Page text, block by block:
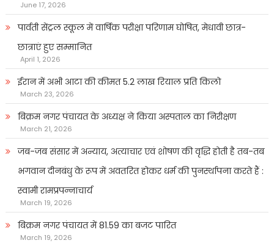
June 17, 2026
पार्वती सेंट्रल स्कूल में वार्षिक परीक्षा परिणाम घोषित, मेधावी छात्र-
छात्राएं हुए सम्मानित
April 1, 2026
ईरान में अभी आटा की कीमत 5.2 लाख रियाल प्रति किलो
March 23, 2026
बिक्रम नगर पंचायत के अध्यक्ष ने किया अस्पताल का निरीक्षण
March 21, 2026
जब-जब संसार में अन्याय, अत्याचार एवं शोषण की वृद्धि होती है तब-तब
भगवान दीनबंधु के रूप में अवतरित होकर धर्म की पुनर्स्थापना करते हैं :
स्वामी रामप्रपन्नाचार्य
March 19, 2026
बिक्रम नगर पंचायत में 81.59 का बजट पारित
March 19, 2026